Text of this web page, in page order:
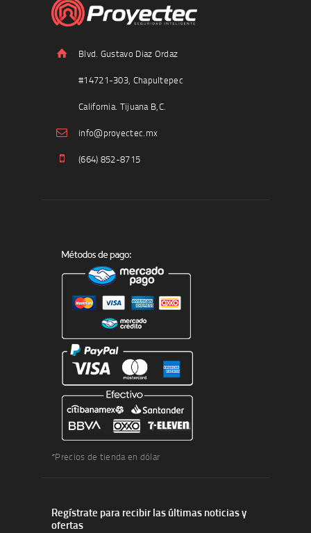
Blvd. Gustavo Diaz Ordaz
#14721-303, Chapultepec
California. Tijuana B,C.
info@proyectec.mx
(664) 852-8715
*Precios de tienda en dólar
Regístrate para recibir las últimas noticias y
ofertas